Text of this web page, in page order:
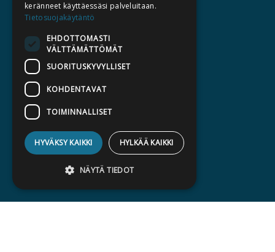
AJANKOHTAISTA
HALUATKO KIRJAILIJAKSI
LASKUTUSOSOITTEET
SILTALA.FI
E-JA ÄÄNIKIRJAT
ENNAKKOTILATTAVAT
keränneet käyttäessäsi palveluitaan.
Tietosuojakäytäntö
EHDOTTOMASTI
VÄLTTÄMÄTTÖMÄT
SUORITUSKYVYLLISET
KOHDENTAVAT
TOIMINNALLISET
HYVÄKSY KAIKKI HYLKÄÄ KAIKKI
NÄYTÄ TIEDOT